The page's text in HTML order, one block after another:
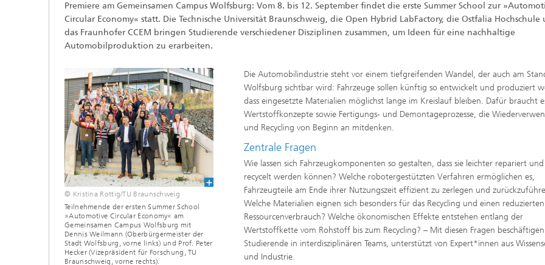
Premiere am Gemeinsamen Campus Wolfsburg: Vom 8. bis 12. September findet die erste Summer School zur
Circular Economy« statt. Die Technische Universität Braunschweig, die Open Hybrid LabFactory, die Ostfalia Hochschule
das Fraunhofer CCEM bringen Studierende verschiedener Disziplinen zusammen, um Ideen für eine nachhaltige
Automobilproduktion zu erarbeiten.
© Kristina Rottig/TU Braunschweig
Teilnehmende der ersten Summer School
»Automotive Circular Economy« am
Gemeinsamen Campus Wolfsburg mit
Dennis Weilmann (Oberbürgermeister der
Stadt Wolfsburg, vorne links) und Prof. Peter
Hecker (Vizepräsident für Forschung, TU
Braunschweig, vorne rechts).
Die Automobilindustrie steht vor einem tiefgreifenden Wandel, der auch am
Wolfsburg sichtbar wird: Fahrzeuge sollen künftig so entwickelt und produziert
dass eingesetzte Materialien möglichst lange im Kreislauf bleiben. Dafür braucht
Wertstoffkonzepte sowie Fertigungs- und Demontageprozesse, die
und Recycling von Beginn an mitdenken.
Zentrale Fragen
Wie lassen sich Fahrzeugkomponenten so gestalten, dass sie leichter repariert und
recycelt werden können? Welche robotergestützten Verfahren ermöglichen es,
Fahrzeugteile am Ende ihrer Nutzungszeit effizient zu zerlegen und
Welche Materialien eignen sich besonders für das Recycling und einen reduzierten
Ressourcenverbrauch? Welche ökonomischen Effekte entstehen entlang der
Wertstoffkette vom Rohstoff bis zum Recycling? – Mit diesen Fragen beschäftigen
Studierende in interdisziplinären Teams, unterstützt von Expert*innen aus
und Industrie.